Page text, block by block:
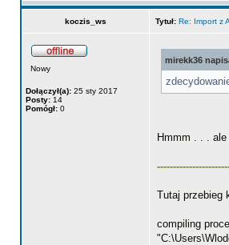
koczis_ws Tytuł: Re: Import z
Nowy
Dołączył(a): 25 sty 2017
Posty: 14
Pomógł: 0
mirekk36
Hmmm . . . ale
Tutaj przebieg
compiling